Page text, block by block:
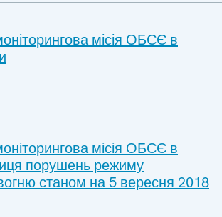
місія ОБСЄ в
місія ОБСЄ в
порушень режиму
станом на 5 вересня 2018